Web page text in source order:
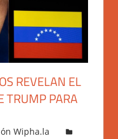
REVELAN EL
TRUMP PARA
Wipha.la